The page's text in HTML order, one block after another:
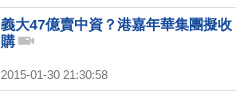
義大47億賣中資？港嘉年華集團擬收
購
2015-01-30 21:30:58